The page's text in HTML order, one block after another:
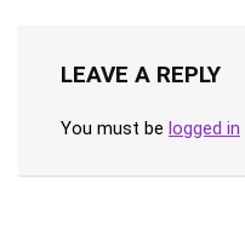
LEAVE A REPLY
You must be logged in